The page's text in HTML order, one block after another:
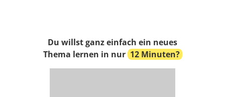
Du willst ganz einfach ein neues
Thema lernen in nur 12 Minuten?